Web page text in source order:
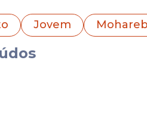
a morte.
jovens sangrarem.
Jovem